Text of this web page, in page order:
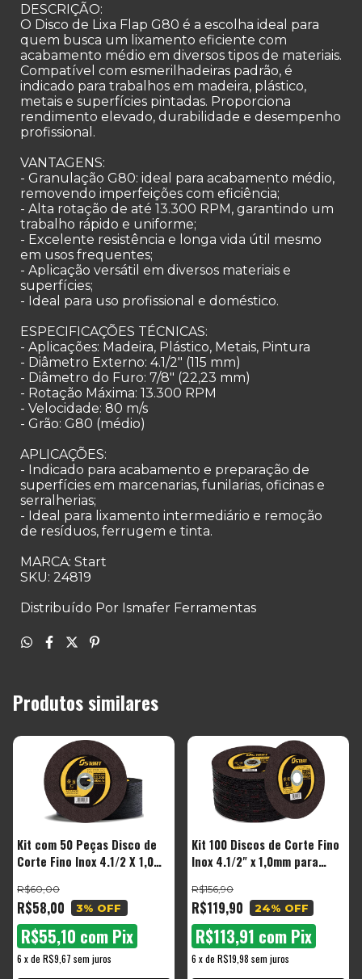
DESCRIÇÃO:
O Disco de Lixa Flap G80 é a escolha ideal para
quem busca um lixamento eficiente com
acabamento médio em diversos tipos de materiais.
Compatível com esmerilhadeiras padrão, é
indicado para trabalhos em madeira, plástico,
metais e superfícies pintadas. Proporciona
rendimento elevado, durabilidade e desempenho
profissional.
VANTAGENS:
- Granulação G80: ideal para acabamento médio,
removendo imperfeições com eficiência;
- Alta rotação de até 13.300 RPM, garantindo um
trabalho rápido e uniforme;
- Excelente resistência e longa vida útil mesmo
em usos frequentes;
- Aplicação versátil em diversos materiais e
superfícies;
- Ideal para uso profissional e doméstico.
ESPECIFICAÇÕES TÉCNICAS:
- Aplicações: Madeira, Plástico, Metais, Pintura
- Diâmetro Externo: 4.1/2" (115 mm)
- Diâmetro do Furo: 7/8" (22,23 mm)
- Rotação Máxima: 13.300 RPM
- Velocidade: 80 m/s
- Grão: G80 (médio)
APLICAÇÕES:
- Indicado para acabamento e preparação de
superfícies em marcenarias, funilarias, oficinas e
serralherias;
- Ideal para lixamento intermediário e remoção
de resíduos, ferrugem e tinta.
MARCA: Start
SKU: 24819
Distribuído Por Ismafer Ferramentas
Produtos similares
Kit com 50 Peças Disco de
Corte Fino Inox 4.1/2 X 1,0
R$58,00
R$60,00
3% OFF
6 xde R$9,67 sem juros
R$55,10 com Pix
Kit 100 Discos de Corte Fino
Inox 4.1/2" x 1,0mm para
R$119,90
R$156,90
24% OFF
6 xde R$19,98 sem juros
R$113,91 com Pix